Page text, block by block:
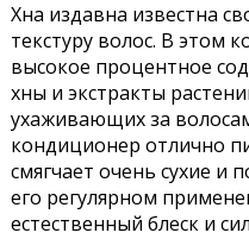
Хна издавна известна
текстуру волос. В этом
высокое процентное
хны и экстракты
ухаживающих за
кондиционер отлично
смягчает очень сухие и
его регулярном
естественный блеск и